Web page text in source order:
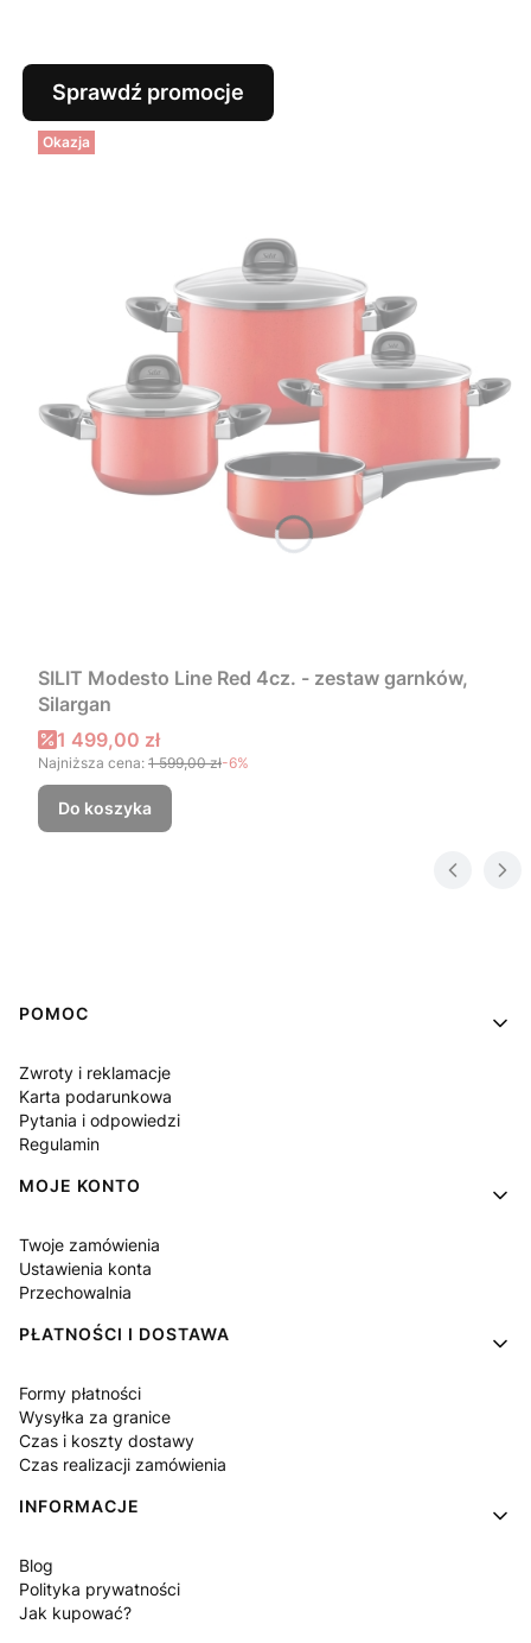
Sprawdź promocje
Okazja
SILIT Modesto Line Red 4cz. - zestaw garnków,
Silargan
Cena promocyjna
1 499,00 zł
Najniższa cena: 1 599,00 zł-6%
Do koszyka
Linki w stopce
POMOC
Zwroty i reklamacje
Karta podarunkowa
Pytania i odpowiedzi
Regulamin
MOJE KONTO
Twoje zamówienia
Ustawienia konta
Przechowalnia
PŁATNOŚCI I DOSTAWA
Formy płatności
Wysyłka za granice
Czas i koszty dostawy
Czas realizacji zamówienia
INFORMACJE
Blog
Polityka prywatności
Jak kupować?